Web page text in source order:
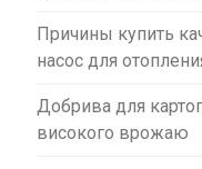
Причины купить
насос для
Добрива для
високого врожаю